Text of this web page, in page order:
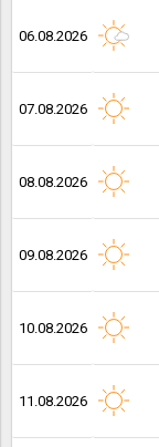
06.08.2026
07.08.2026
08.08.2026
09.08.2026
10.08.2026
11.08.2026